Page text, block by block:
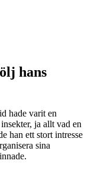
hans
hade varit en
ja allt vad en
han ett stort intresse
sina